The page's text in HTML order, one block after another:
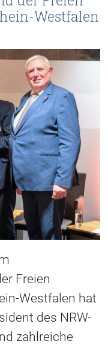
Westfalen
Freien
Westfalen hat
des NRW-
zahlreiche